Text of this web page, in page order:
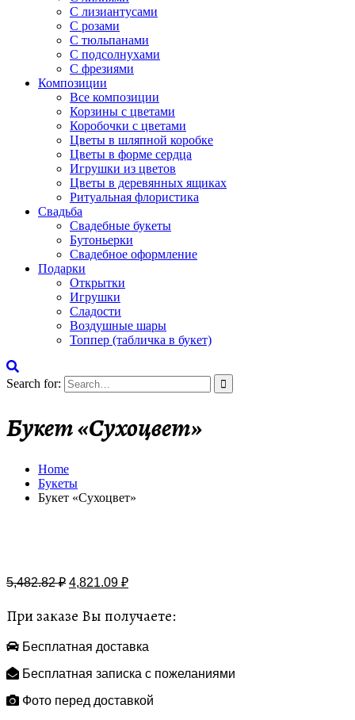
С лизиантусами
С розами
С тюльпанами
С подсолнухами
С фрезиями
Композиции
Все композиции
Корзины с цветами
Коробочки с цветами
Цветы в шляпной коробке
Цветы в форме сердца
Игрушки из цветов
Цветы в деревянных ящиках
Ритуальная флористика
Свадьба
Свадебные букеты
Бутоньерки
Свадебное оформление
Подарки
Открытки
Игрушки
Сладости
Воздушные шары
Топпер (табличка в букет)
Search for:
Букет «Сухоцвет»
Home
Букеты
Букет «Сухоцвет»
5,482.82₽ 4,821.09 ₽
При заказе Вы получаете:
Бесплатная доставка
Бесплатная записка с пожеланиями
Фото перед доставкой